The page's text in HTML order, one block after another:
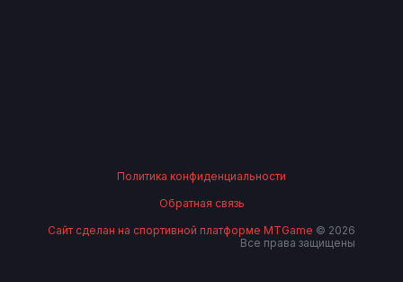
Политика конфиденциальности
Обратная связь
Сайт сделан на спортивной платформе MTGame © 2026
Все права защищены